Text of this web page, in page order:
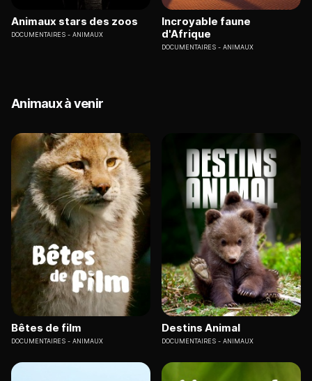
Animaux stars des zoos
DOCUMENTAIRES ANIMAUX
Incroyable faune
d'Afrique
DOCUMENTAIRES ANIMAUX
Animaux à venir
Bêtes de film
DOCUMENTAIRES ANIMAUX
Destins Animal
DOCUMENTAIRES ANIMAUX